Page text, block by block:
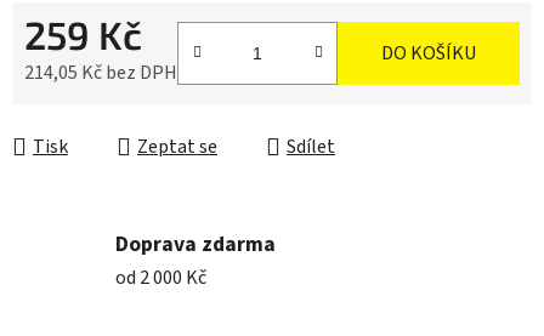
259 Kč
214,05 Kč bez DPH
DO KOŠÍKU
Tisk Zeptat se Sdílet
Doprava zdarma
od 2 000 Kč